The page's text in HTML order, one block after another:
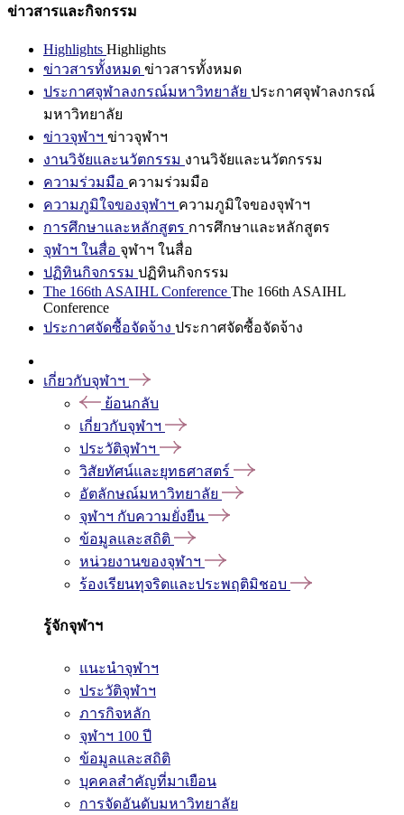
ข่าวสารและกิจกรรม
Highlights Highlights
ข่าวสารทั้งหมด ข่าวสารทั้งหมด
ประกาศจุฬาลงกรณ์มหาวิทยาลัย ประกาศจุฬาลงกรณ์
มหาวิทยาลัย
ข่าวจุฬาฯ ข่าวจุฬาฯ
งานวิจัยและนวัตกรรม งานวิจัยและนวัตกรรม
ความร่วมมือ ความร่วมมือ
ความภูมิใจของจุฬาฯ ความภูมิใจของจุฬาฯ
การศึกษาและหลักสูตร การศึกษาและหลักสูตร
จุฬาฯ ในสื่อ จุฬาฯ ในสื่อ
ปฏิทินกิจกรรม ปฏิทินกิจกรรม
The 166th ASAIHL Conference The 166th ASAIHL
Conference
ประกาศจัดซื้อจัดจ้าง ประกาศจัดซื้อจัดจ้าง
เกี่ยวกับจุฬาฯ
ย้อนกลับ
เกี่ยวกับจุฬาฯ
ประวัติจุฬาฯ
วิสัยทัศน์และยุทธศาสตร์
อัตลักษณ์มหาวิทยาลัย
จุฬาฯ กับความยั่งยืน
ข้อมูลและสถิติ
หน่วยงานของจุฬาฯ
ร้องเรียนทุจริตและประพฤติมิชอบ
รู้จักจุฬาฯ
แนะนำจุฬาฯ
ประวัติจุฬาฯ
ภารกิจหลัก
จุฬาฯ 100 ปี
ข้อมูลและสถิติ
บุคคลสำคัญที่มาเยือน
การจัดอันดับมหาวิทยาลัย